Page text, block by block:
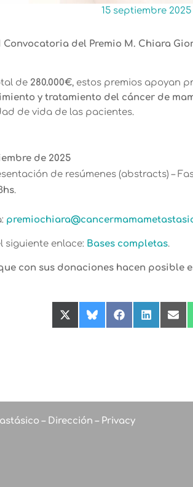
15 septiembre 2025
Convocatoria del Premio M. Chiara
de 280.000€, estos premios apoyan
y tratamiento del cáncer de
de vida de las pacientes.
de 2025
de resúmenes (abstracts) –
.
siguiente enlace: Bases completas.
con sus donaciones hacen posible
Compartir
en
Compartir
en
Compartir
en
Compartir
en
en
– Dirección –Privacy